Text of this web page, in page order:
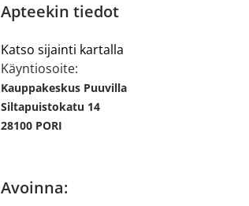
Apteekin tiedot
Katso sijainti kartalla
Käyntiosoite:
Kauppakeskus Puuvilla
Siltapuistokatu 14
28100 PORI
Avoinna: